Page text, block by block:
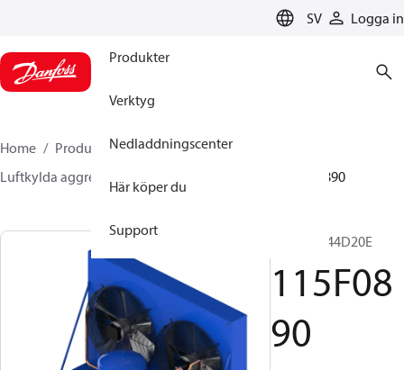
SV Logga in
Produkter
Verktyg
Nedladdningscenter
Här köper du
Support
Home Produkter
Climate Solutions for cooling
Luftkylda aggregat
115F0890
OP-HGZ144D20E
115F08
90